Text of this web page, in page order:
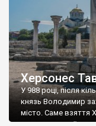
Херсонес
У 988 році, після
князь Володимир
місто. Саме взяття
диктувати свої